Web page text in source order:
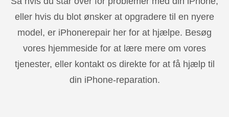
eller hvis du blot ønsker at opgradere til en nyere
model, er iPhonerepair her for at hjælpe. Besøg
vores hjemmeside for at lære mere om vores
tjenester, eller kontakt os direkte for at få hjælp til
din iPhone-reparation.